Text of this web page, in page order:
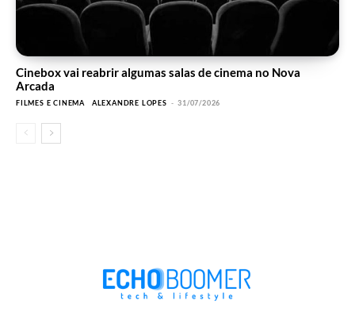
Cinebox vai reabrir algumas salas de cinema no Nova
Arcada
FILMES E CINEMA ALEXANDRE LOPES - 31/07/2026